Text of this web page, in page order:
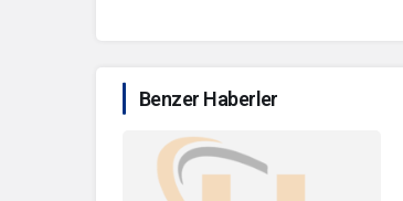
Benzer Haberler